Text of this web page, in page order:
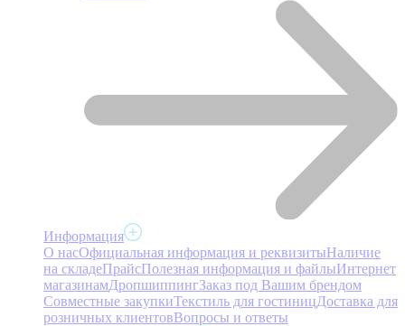
Информация
О насОфициальная информация и реквизитыНаличие
на складеПрайсПолезная информация и файлыИнтернет
магазинамДропшиппингЗаказ под Вашим брендом
Совместные закупкиТекстиль для гостиницДоставка для
розничных клиентовВопросы и ответы